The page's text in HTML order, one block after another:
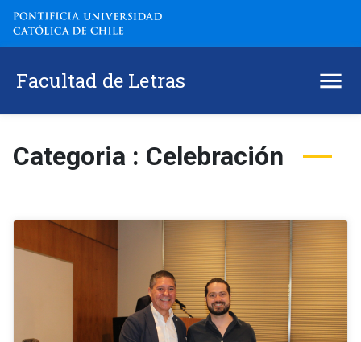
Facultad de Letras
Categoria : Celebración